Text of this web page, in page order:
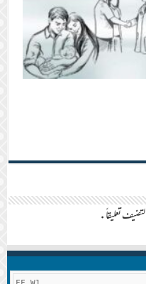
لتضيف تعليقاً.